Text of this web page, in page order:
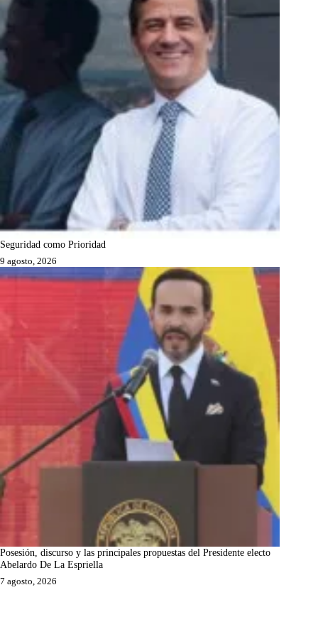
Seguridad como Prioridad
9 agosto, 2026
Posesión, discurso y las principales propuestas del Presidente electo
Abelardo De La Espriella
7 agosto, 2026